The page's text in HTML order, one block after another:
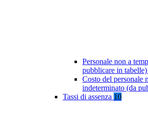
Personale non a
pubblicare in tabelle)
Costo del personale
indeterminato (da
Tassi di assenza 10